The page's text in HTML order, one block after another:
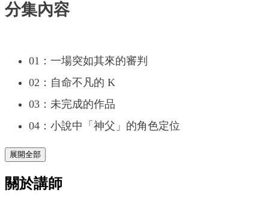
分集內容
01：一場突如其來的審判
02：自命不凡的 K
03：未完成的作品
04：小說中「神父」的角色定位
展開全部
關於講師